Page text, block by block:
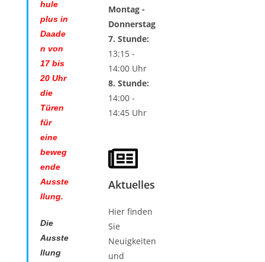
Montag -
Donnerstag
7. Stunde:
13:15 -
14:00 Uhr
8. Stunde:
14:00 -
14:45 Uhr
Aktuelles
Hier finden
Sie
Neuigkeiten
und
hule
plus in
Daade
n von
17 bis
20 Uhr
die
Türen
für
eine
beweg
ende
Ausste
llung.
Die
Ausste
llung